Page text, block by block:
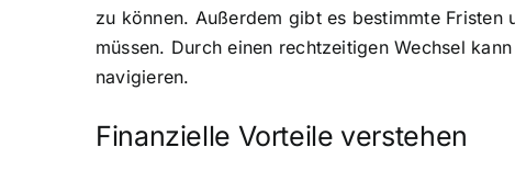
zu können. Außerdem gibt es bestimmte
müssen. Durch einen rechtzeitigen Wechsel
navigieren.
Finanzielle Vorteile verstehen